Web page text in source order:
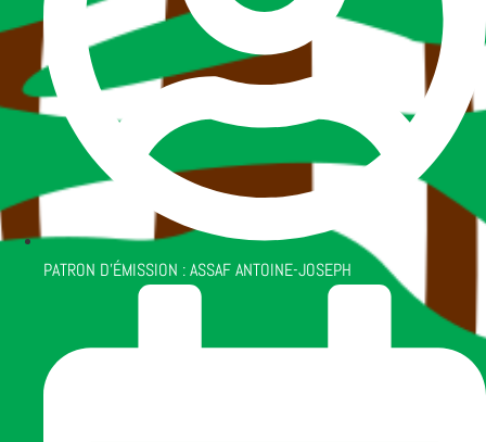
PATRON D'ÉMISSION :ASSAF ANTOINE-JOSEPH